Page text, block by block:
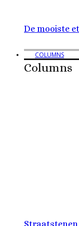
De mooiste
COLUMNS
Columns